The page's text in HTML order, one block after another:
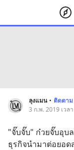
ลุงแมน • ติดตาม
3 ก.พ. 2019 เวล
"จั๊บจั๊บ" ก๋วยจั๊บอุบ
ธุรกิจนำมาต่อยอด